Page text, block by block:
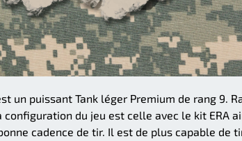
un puissant Tank léger Premium de rang 9.
du jeu est celle avec le kit ERA
cadence de tir. Il est de plus capable de